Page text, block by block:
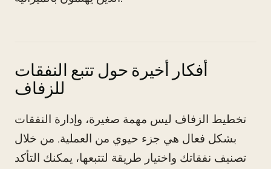
أفكار أخيرة حول تتبع النفقات
للزفاف
تخطيط الزفاف ليس مهمة صغيرة، وإدارة النفقات
بشكل فعال هي جزء حيوي من العملية. من خلال
تصنيف نفقاتك واختيار طريقة لتتبعها، يمكنك التأكد